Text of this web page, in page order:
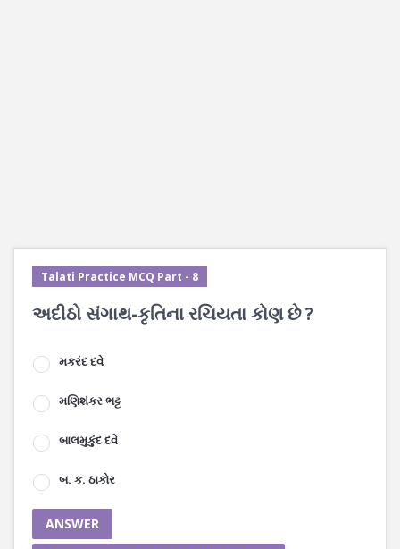
Talati Practice MCQ Part - 8
અદીઠો સંગાથ-કૃતિના રચિયતા કોણ છે ?
મકરંદ દવે
મણિશંકર ભટ્ટ
બાલમુકુંદ દવે
બ. ક. ઠાકોર
ANSWER